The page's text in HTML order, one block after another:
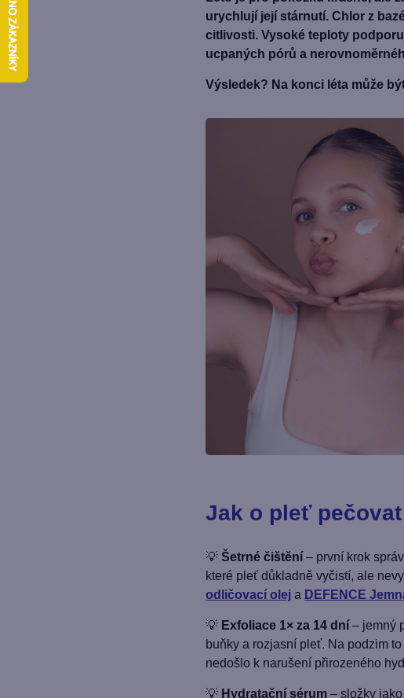
urychlují její stárnutí. Chlor z
citlivosti. Vysoké teploty
ucpaných pórů a
Výsledek? Na konci léta může
Jak o pleť
💡 Šetrné čištění – první krok
které pleť důkladně vyčistí, ale
odličovací olej a DEFENCE
💡 Exfoliace 1× za 14 dní – jemný
buňky a rozjasní pleť. Na podzim
nedošlo k narušení přirozeného
💡 Hydratační sérum – složky